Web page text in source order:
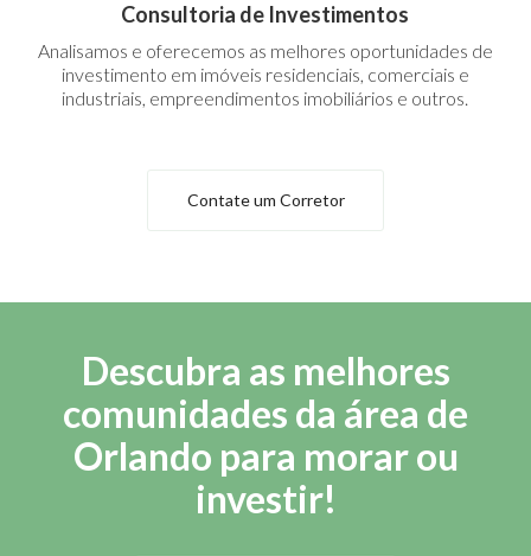
Consultoria de Investimentos
Analisamos e oferecemos as melhores oportunidades de
investimento em imóveis residenciais, comerciais e
industriais, empreendimentos imobiliários e outros.
Contate um Corretor
Descubra as melhores
comunidades da área de
Orlando para morar ou
investir!